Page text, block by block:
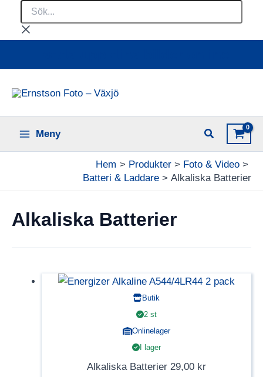
innehåll
Sök...
Meny
Hem Produkter
Foto & Video
Batteri & Laddare
Alkaliska Batterier
Alkaliska Batterier
Butik
2 st
Onlinelager
I lager
Alkaliska Batterier 29,00 kr